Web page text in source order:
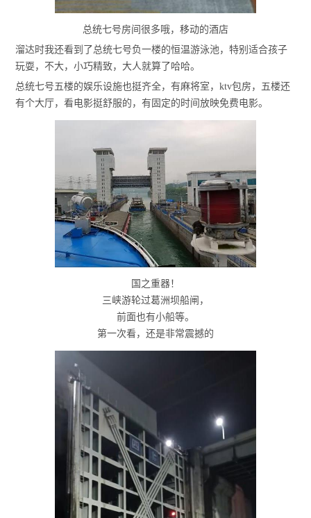
总统七号房间很多哦，移动的酒店
溜达时我还看到了总统七号负一楼的恒温游泳池，特别适合孩子
玩耍，不大，小巧精致，大人就算了哈哈。
总统七号五楼的娱乐设施也挺齐全，有麻将室，ktv包房，五楼还
有个大厅，看电影挺舒服的，有固定的时间放映免费电影。
国之重器！
三峡游轮过葛洲坝船闸，
前面也有小船等。
第一次看，还是非常震撼的